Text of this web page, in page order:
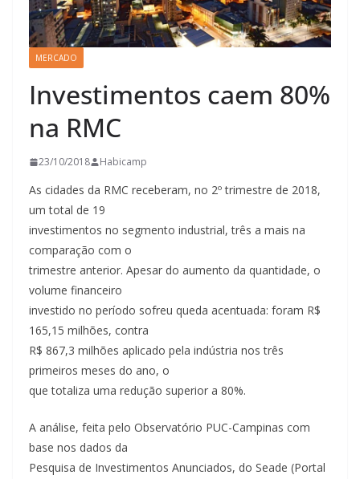
MERCADO
Investimentos caem 80%
na RMC
23/10/2018 Habicamp
As cidades da RMC receberam, no 2º trimestre de 2018,
um total de 19
investimentos no segmento industrial, três a mais na
comparação com o
trimestre anterior. Apesar do aumento da quantidade, o
volume financeiro
investido no período sofreu queda acentuada: foram R$
165,15 milhões, contra
R$ 867,3 milhões aplicado pela indústria nos três
primeiros meses do ano, o
que totaliza uma redução superior a 80%.
A análise, feita pelo Observatório PUC-Campinas com
base nos dados da
Pesquisa de Investimentos Anunciados, do Seade (Portal